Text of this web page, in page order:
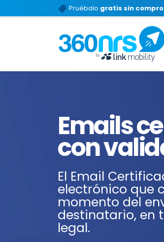
Pruébalo gratis sin
Emails
con
El Email
electrónico que
momento del
destinatario, en
legal.